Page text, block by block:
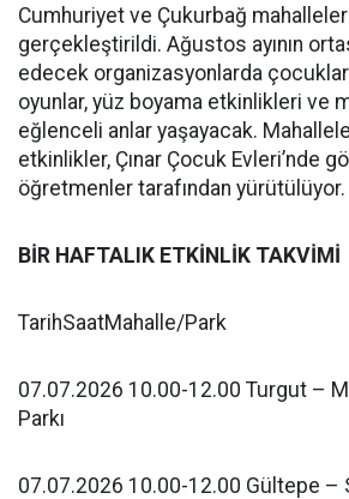
Cumhuriyet ve Çukurbağ
gerçekleştirildi. Ağustos ayının
edecek organizasyonlarda
oyunlar, yüz boyama etkinlikleri ve
eğlenceli anlar yaşayacak.
etkinlikler, Çınar Çocuk Evleri’nde
öğretmenler tarafından yürütülüyor.
BİR HAFTALIK ETKİNLİK TAKVİMİ
TarihSaatMahalle/Park
07.07.2026 10.00-12.00 Turgut –
Parkı
07.07.2026 10.00-12.00 Gültepe –